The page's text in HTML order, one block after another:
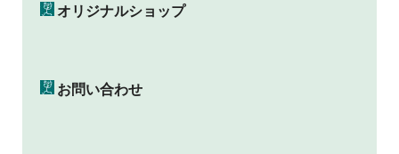
オリジナルショップ
お問い合わせ